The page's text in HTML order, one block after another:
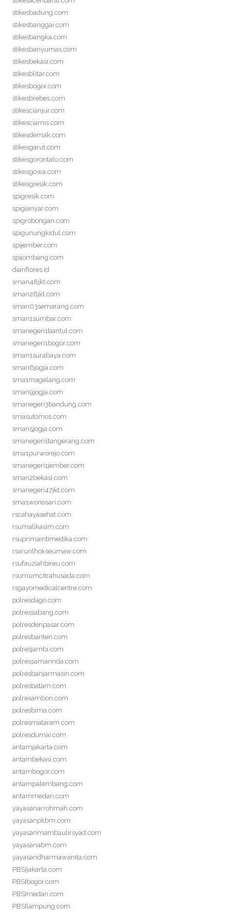
stikesbadung.com
stikesbanggai.com
stikesbangka.com
stikesbanyumas.com
stikesbekasi.com
stikesblitar.com
stikesbogor.com
stikesbrebes.com
stikescianjur.com
stikesciamis.com
stikesdemak.com
stikesgarut.com
stikesgorontalo.com
stikesgowa.com
stikesgresik.com
spigresik.com
spigianyar.com
spigrobongan.com
spigunungkidul.com
spijember.com
spijombang.com
dianflores.id
sman48jkt.com
sman26jkt.com
sman03semarang.com
sman1sumbar.com
smanegeri1bantul.com
smanegeri1bogor.com
sman1surabaya.com
sman6jogja.com
sma1magelang.com
sman9jogja.com
smanegeri3bandung.com
smasutomo1.com
sman5jogja.com
smanegeri1tangerang.com
sma1purworejo.com
smanegeri1jember.com
sman2bekasi.com
smanegeri47jkt.com
sma1wonosari.com
rscahayasehat.com
rsumalikasim.com
rsuprimaintimedika.com
rsarunlhokseumaw.com
rsufauziahbireu.com
rsumumcitrahusada.com
rsgayomedicalcentre.com
polresdago.com
polressabang.com
polresdenpasar.com
polresbanten.com
polresjambi.com
polressamarinda.com
polresbanjarmasin.com
polresbatam.com
polresambon.com
polresbima.com
polresmataram.com
polresdumai.com
antamjakarta.com
antambekasi.com
antambogor.com
antampalembang.com
antammedan.com
yayasanarrohmah.com
yayasanpkbm.com
yayasanmambaulirsyad.com
yayasanabm.com
yayasandharmawanita.com
PBSIjakarta.com
PBSIbogor.com
PBSImedan.com
PBSIlampung.com